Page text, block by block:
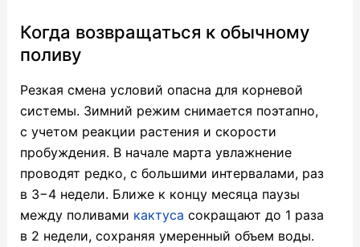
Когда возвращаться к обычному
поливу
Резкая смена условий опасна для корневой
системы. Зимний режим снимается поэтапно,
с учетом реакции растения и скорости
пробуждения. В начале марта увлажнение
проводят редко, с большими интервалами, раз
в 3−4 недели. Ближе к концу месяца паузы
между поливами кактуса сокращают до 1 раза
в 2 недели, сохраняя умеренный объем воды.